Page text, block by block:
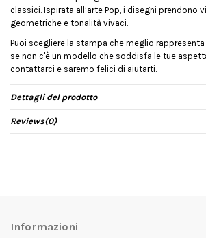
classici. Ispirata all’arte Pop, i disegni prendono
geometriche e tonalità vivaci.
Puoi scegliere la stampa che meglio
se non c'è un modello che soddisfa le tue
contattarci e saremo felici di aiutarti.
Dettagli del prodotto
Reviews(0)
Informazioni